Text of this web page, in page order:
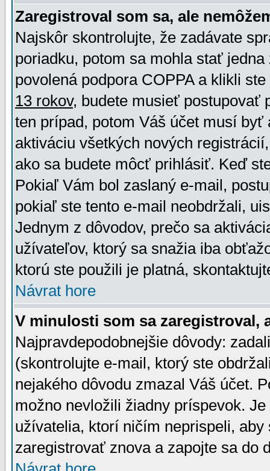
Zaregistroval som sa, ale
Najskôr skontrolujte, že zadávate
poriadku, potom sa mohla stať
povolená podpora COPPA a klikli
13 rokov, budete musieť postupovať
ten prípad, potom Váš účet musí
aktiváciu všetkých nových
ako sa budete môcť prihlásiť. Keď
Pokiaľ Vám bol zaslaný e-mail,
pokiaľ ste tento e-mail neobdržali,
Jednym z dôvodov, prečo sa
užívateľov, ktorý sa snažia iba
ktorú ste použili je platná,
Návrat hore
V minulosti som sa zaregistroval,
Najpravdepodobnejšie dôvody:
(skontrolujte e-mail, ktorý ste
nejakého dôvodu zmazal Váš účet.
možno nevložili žiadny príspevok.
užívatelia, ktorí ničím neprispeli,
zaregistrovať znova a zapojte sa do